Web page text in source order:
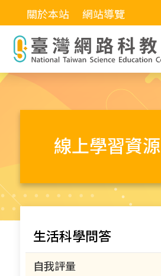
關於本站 網站導覽
線上學習資源
生活科學問答
自我評量